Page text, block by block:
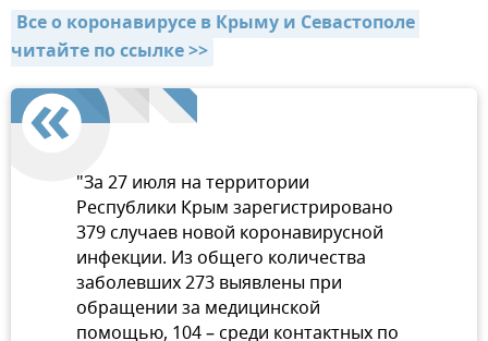
Все о коронавирусе в Крыму и Севастополе
читайте по ссылке >>
"За 27 июля на территории
Республики Крым зарегистрировано
379 случаев новой коронавирусной
инфекции. Из общего количества
заболевших 273 выявлены при
обращении за медицинской
помощью, 104 – среди контактных по